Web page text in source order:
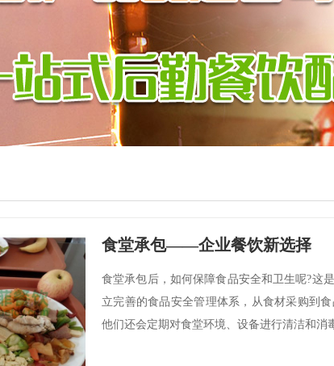
食堂承包——企业餐饮新选择
食堂承包后，如何保障食品安全和卫生呢?这
立完善的食品安全管理体系，从食材采购到
他们还会定期对食堂环境、设备进行清洁和消